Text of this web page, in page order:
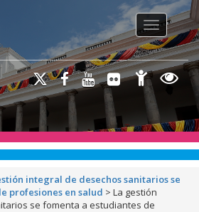
Toggle
integral de desechos sanitarios se
profesiones en salud > La gestión
se fomenta a estudiantes de